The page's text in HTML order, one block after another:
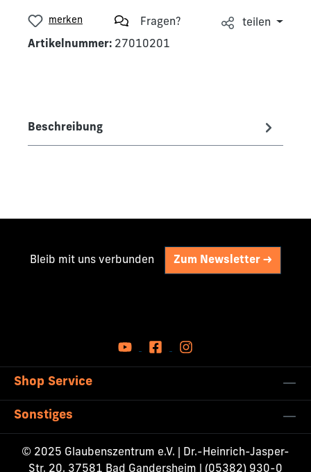
merken Fragen?
teilen
Artikelnummer: 27010201
Beschreibung
Bleib mit uns verbunden Zum Newsletter ->
Shop Service
Sonstiges
© 2025 Glaubenszentrum e.V. | Dr.-Heinrich-Jasper-
Str. 20, 37581 Bad Gandersheim | (05382) 930-0